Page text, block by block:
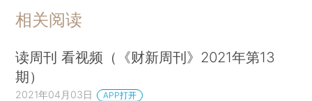
相关阅读
读周刊 看视频（《财新周刊》2021年第13
期）
2021年04月03日 APP打开